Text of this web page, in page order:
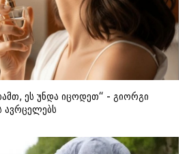
ეს უნდა იცოდეთ“ - გიორგი
ავრცელებს